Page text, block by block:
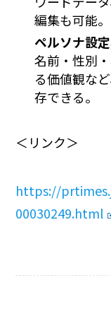
編集も可能。
ペルソナ設
名前・性別
る価値観な
存できる。
＜リンク＞
https://
00030249.html